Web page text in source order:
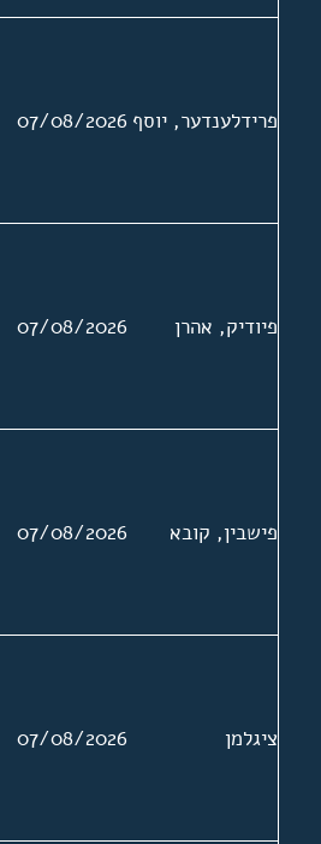
פרידלענדער, יוסף 07/08/2026
פיודיק, אהרן 07/08/2026
פישבין, קובא 07/08/2026
ציגלמן 07/08/2026